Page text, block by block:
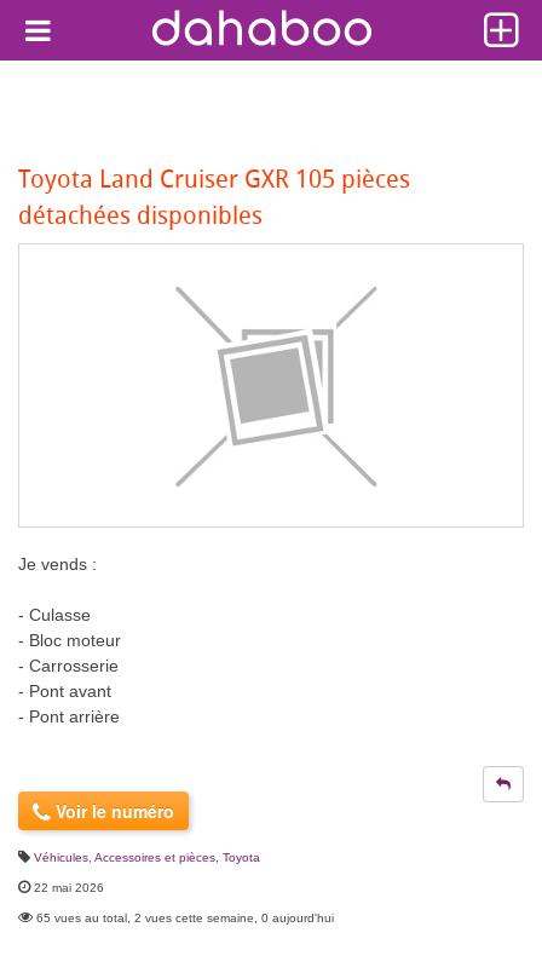
Toyota Land Cruiser GXR 105 pièces
détachées disponibles
Je vends :
- Culasse
- Bloc moteur
- Carrosserie
- Pont avant
- Pont arrière
Voir le numéro
Véhicules Accessoires et pièces Toyota
22 mai 2026
65 vues au total, 2 vues cette semaine, 0 aujourd'hui